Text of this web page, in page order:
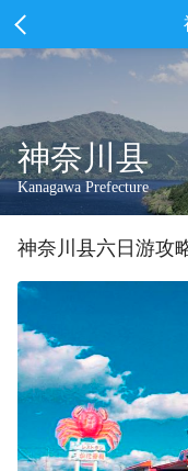
神奈川县
Kanagawa Prefecture
神奈川县六 日游攻